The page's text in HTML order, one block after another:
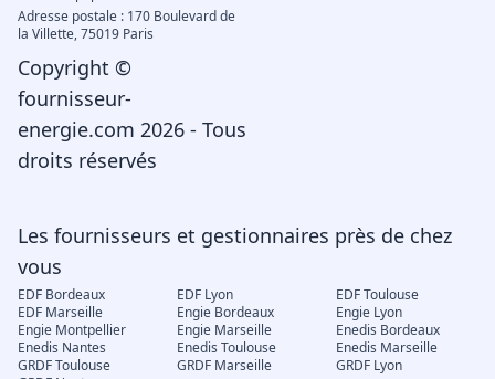
Les fournisseurs et gestionnaires près de chez
vous
EDF Bordeaux EDF Lyon
EDF Toulouse
EDF Marseille
Engie Bordeaux
Engie Lyon
Engie Montpellier
Engie Marseille
Enedis Bordeaux
Enedis Nantes
Enedis Toulouse
Enedis Marseille
GRDF Toulouse
GRDF Marseille
GRDF Lyon
Adresse postale : 170 Boulevard de
la Villette, 75019 Paris
Copyright ©
fournisseur-
energie.com 2026 - Tous
droits réservés